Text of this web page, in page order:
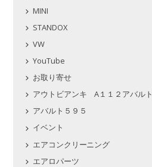
MINI
STANDOX
VW
YouTube
お取り寄せ
アウトビアンキ A１１２アバルト
アバルト５９５
イベント
エアコンクリーニング
エアロパーツ